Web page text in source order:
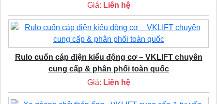
Giá: Liên hệ
Rulo cuốn cáp điện kiểu động cơ – VKLIFT chuyên
cung cấp & phân phối toàn quốc
Giá: Liên hệ